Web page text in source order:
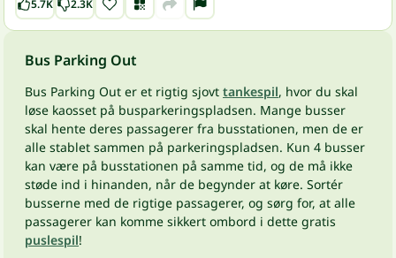
5.7K 2.3K
Bus Parking Out
Bus Parking Out er et rigtig sjovt tankespil, hvor du skal
løse kaosset på busparkeringspladsen. Mange busser
skal hente deres passagerer fra busstationen, men de er
alle stablet sammen på parkeringspladsen. Kun 4 busser
kan være på busstationen på samme tid, og de må ikke
støde ind i hinanden, når de begynder at køre. Sortér
busserne med de rigtige passagerer, og sørg for, at alle
passagerer kan komme sikkert ombord i dette gratis
puslespil!